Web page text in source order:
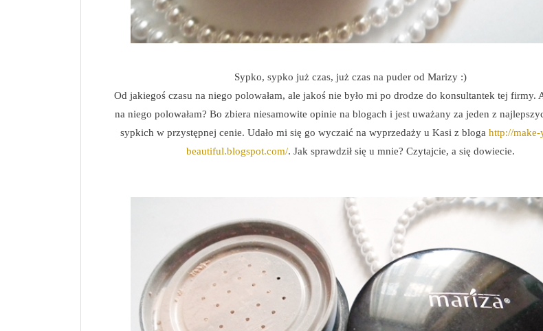
Sypko, sypko już czas, już czas na puder od Marizy :)
Od jakiegoś czasu na niego polowałam, ale jakoś nie było mi po drodze do konsultantek tej firmy.
na niego polowałam? Bo zbiera niesamowite opinie na blogach i jest uważany za jeden z
sypkich w przystępnej cenie. Udało mi się go wyczaić na wyprzedaży u Kasi z bloga http://
beautiful.blogspot.com/. Jak sprawdził się u mnie? Czytajcie, a się dowiecie.